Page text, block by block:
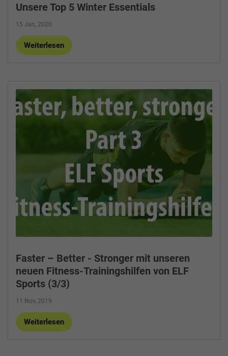
Unsere Top 5 Winter Essentials
15 Jan, 2020
Weiterlesen
Faster – Better - Stronger mit unseren
neuen Fitness-Trainingshilfen von ELF
Sports (3/3)
11 Nov, 2019
Weiterlesen